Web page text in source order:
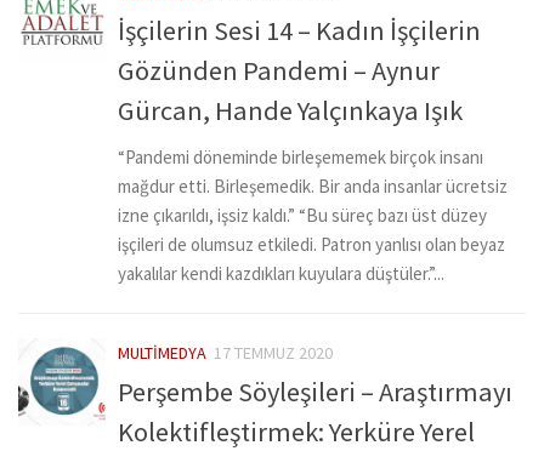
İşçilerin Sesi 14 – Kadın İşçilerin
Gözünden Pandemi – Aynur
Gürcan, Hande Yalçınkaya Işık
“Pandemi döneminde birleşememek birçok insanı
mağdur etti. Birleşemedik. Bir anda insanlar ücretsiz
izne çıkarıldı, işsiz kaldı.” “Bu süreç bazı üst düzey
işçileri de olumsuz etkiledi. Patron yanlısı olan beyaz
yakalılar kendi kazdıkları kuyulara düştüler.”...
MULTIMEDYA 17 TEMMUZ 2020
Perşembe Söyleşileri – Araştırmayı
Kolektifleştirmek: Yerküre Yerel